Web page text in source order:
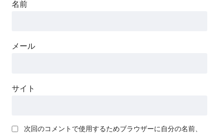
名前
メール
サイト
次回のコメントで使用するためブラウザーに自分の名前、